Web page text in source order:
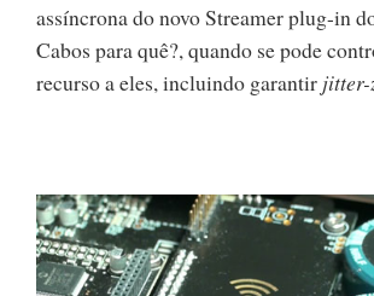
assíncrona do novo Streamer plug-in
Cabos para quê?, quando se pode
recurso a eles, incluindo garantir